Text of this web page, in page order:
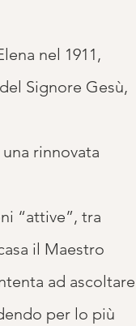
nel 1911,
Signore Gesù,
rinnovata
“attive”, tra
il Maestro
ad ascoltare
per lo più